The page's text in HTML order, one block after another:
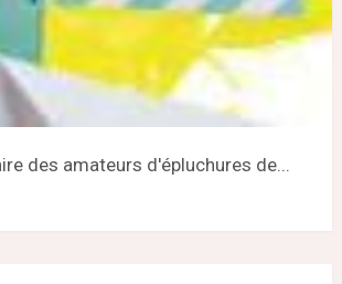
des amateurs d'épluchures de...